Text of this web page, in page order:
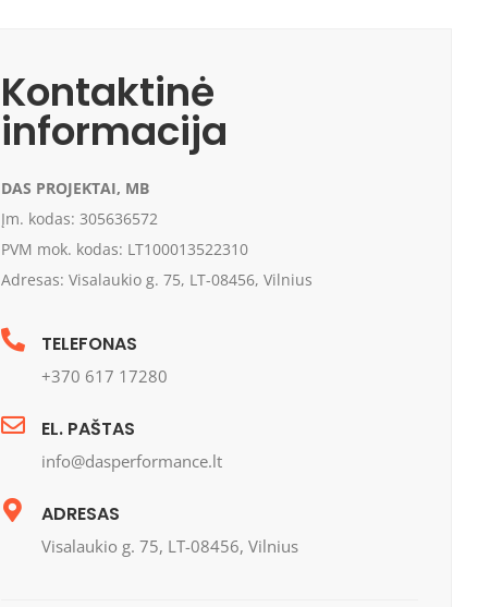
Kontaktinė
informacija
DAS PROJEKTAI, MB
Įm. kodas: 305636572
PVM mok. kodas: LT100013522310
Adresas: Visalaukio g. 75, LT-08456, Vilnius
TELEFONAS
+370 617 17280
EL. PAŠTAS
info@dasperformance.lt
ADRESAS
Visalaukio g. 75, LT-08456, Vilnius